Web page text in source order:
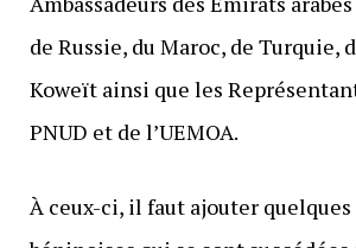
de Russie, du Maroc, de Turquie,
Koweït ainsi que les
PNUD et de l’UEMOA.
À ceux-ci, il faut ajouter